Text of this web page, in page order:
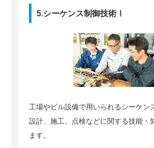
5.シーケンス制御技術Ⅰ
工場やビル設備で用いられるシーケン
設計、施工、点検などに関する技能・
ます。